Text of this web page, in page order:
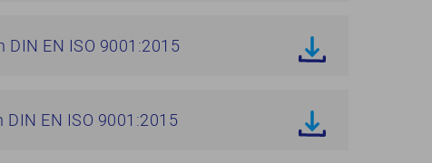
DIN EN ISO 9001:2015
DIN EN ISO 9001:2015